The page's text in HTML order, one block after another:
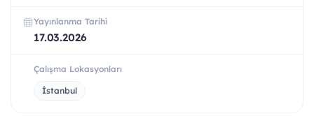
Yayınlanma Tarihi
17.03.2026
Çalışma Lokasyonları
İstanbul